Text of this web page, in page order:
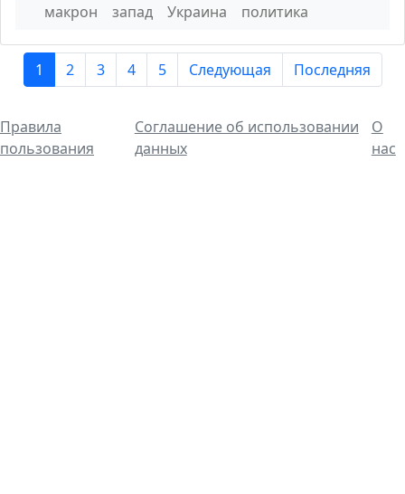
макрон
запад Украина политика
1 2 3 4 5 Следующая Последняя
Правила
пользования
Соглашение об использовании
данных
О
нас